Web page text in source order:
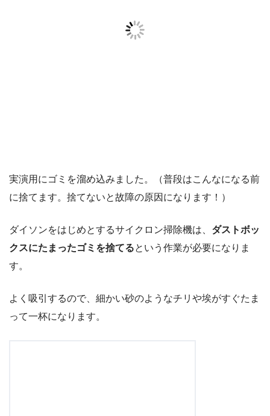
実演用にゴミを溜め込みました。（普段はこんなになる前
に捨てます。捨てないと故障の原因になります！）
ダイソンをはじめとするサイクロン掃除機は、 ダストボッ
クスにたまったゴミを捨てるという作業が必要になりま
す。
よく吸引するので、 細かい砂のようなチリや埃がすぐたま
って一杯になります。